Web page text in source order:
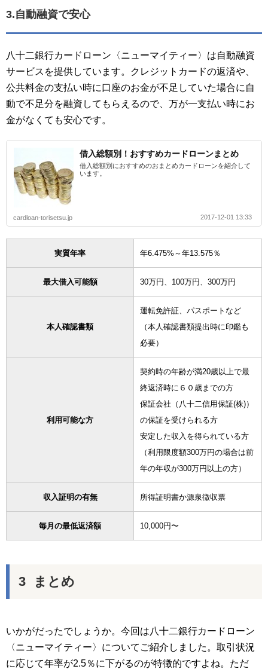
3.自動融資で安心
八十二銀行カードローン〈ニューマイティー〉は自動融資
サービスを提供しています。クレジットカードの返済や、
公共料金の支払い時に口座のお金が不足していた場合に自
動で不足分を融資してもらえるので、万が一支払い時にお
金がなくても安心です。
借入総額別！おすすめカードローンまとめ
借入総額別におすすめのおまとめカードローンを紹介して
います。
cardloan-torisetsu.jp 2017-12-01 13:33
実質年率 年6.475%～年13.575％
最大借入可能額 30万円、100万円、300万円
本人確認書類
運転免許証、パスポートなど
（本人確認書類提出時に印鑑も
必要）
利用可能な方
契約時の年齢が満20歳以上で最
終返済時に６０歳までの方
保証会社（八十二信用保証(株)）
の保証を受けられる方
安定した収入を得られている方
（利用限度額300万円の場合は前
年の年収が300万円以上の方）
収入証明の有無 所得証明書か源泉徴収票
毎月の最低返済額 10,000円〜
まとめ
いかがだったでしょうか。今回は八十二銀行カードローン
〈ニューマイティー〉についてご紹介しました。取引状況
に応じて年率が2.5％に下がるのが特徴的ですよね。ただ